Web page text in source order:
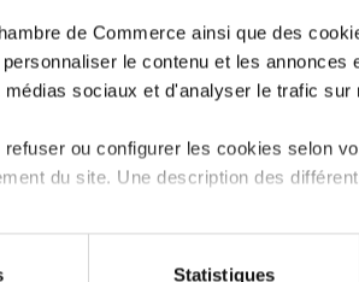
de Commerce ainsi que des
le contenu et les annonces
sociaux et d'analyser le trafic sur
ou configurer les cookies selon
du site. Une description des
fonctionnalités (ex : lecture de vidéos,
Statistiques
curiosità, commenti in
del Lussemburgo
apertura e cooperazione
e con il motto “Doki Doki – The
di un cuore che batte.
e progettato per essere
dei materiali, il padiglione
atti, che presenta il Lussemburgo